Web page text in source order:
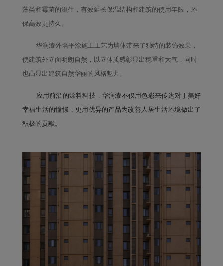
藻类和霉菌的滋生，有效延长保温结构和建筑的使用年限，环
保高效更持久。
华润漆外墙平涂施工工艺为墙体带来了独特的装饰效果，
使建筑外立面明朗自然，以立体质感彰显出稳重和大气，同时
也凸显出建筑自然华丽的风格魅力。
应用前沿的涂料科技，华润漆不仅用色彩来传达对于美好
幸福生活的憧憬，更用优异的产品为改善人居生活环境做出了
积极的贡献。